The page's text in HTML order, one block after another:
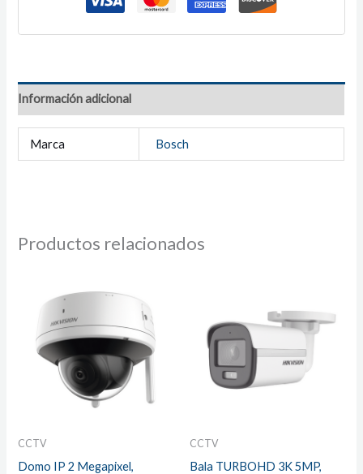
Información adicional
Marca Bosch
Productos relacionados
CCTV
Domo IP 2 Megapixel,
CCTV
Bala TURBOHD 3K 5MP,